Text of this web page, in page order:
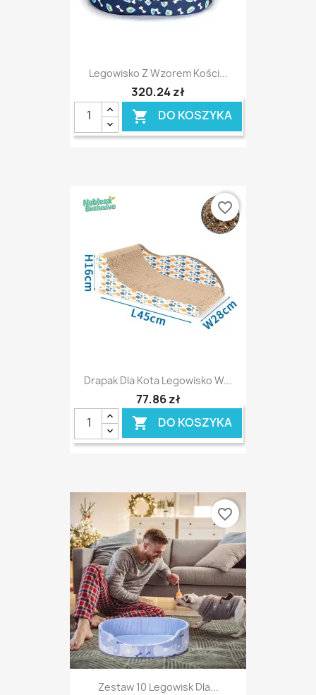
Legowisko Z Wzorem Kości...
320,24 zł
 DO KOSZYKA
Drapak Dla Kota Legowisko W...
77,86 zł
 DO KOSZYKA
favorite_border
Zestaw 10 Legowisk Dla...
favorite_border